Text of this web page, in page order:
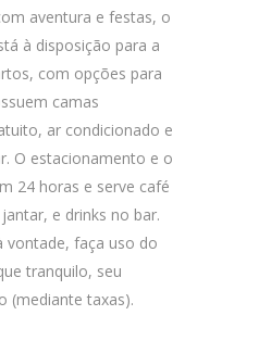
aventura e festas, o
à disposição para a
com opções para
camas
ar condicionado e
O estacionamento e o
24 horas e serve café
e drinks no bar.
vontade, faça uso do
tranquilo, seu
(mediante taxas).